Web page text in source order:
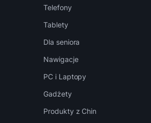
Telefony
Tablety
Dla seniora
Nawigacje
PC i Laptopy
Gadżety
Produkty z Chin